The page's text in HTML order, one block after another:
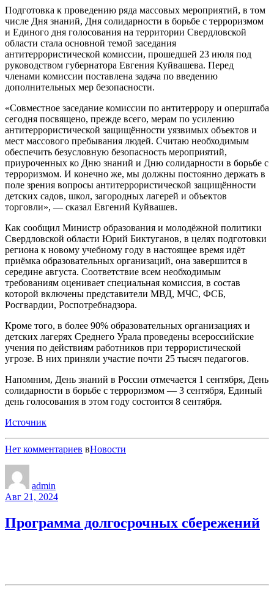
Подготовка к проведению ряда массовых мероприятий, в том
числе Дня знаний, Дня солидарности в борьбе с терроризмом
и Единого дня голосования на территории Свердловской
области стала основной темой заседания
антитеррористической комиссии, прошедшей 23 июля под
руководством губернатора Евгения Куйвашева. Перед
членами комиссии поставлена задача по введению
дополнительных мер безопасности.
«Совместное заседание комиссии по антитеррору и оперштаба
сегодня посвящено, прежде всего, мерам по усилению
антитеррористической защищённости уязвимых объектов и
мест массового пребывания людей. Считаю необходимым
обеспечить безусловную безопасность мероприятий,
приуроченных ко Дню знаний и Дню солидарности в борьбе с
терроризмом. И конечно же, мы должны постоянно держать в
поле зрения вопросы антитеррористической защищённости
детских садов, школ, загородных лагерей и объектов
торговли», — сказал Евгений Куйвашев.
Как сообщил Министр образования и молодёжной политики
Свердловской области Юрий Биктуганов, в целях подготовки
региона к новому учебному году в настоящее время идёт
приёмка образовательных организаций, она завершится в
середине августа. Соответствие всем необходимым
требованиям оценивает специальная комиссия, в состав
которой включены представители МВД, МЧС, ФСБ,
Росгвардии, Роспотребнадзора.
Кроме того, в более 90% образовательных организациях и
детских лагерях Среднего Урала проведены всероссийские
учения по действиям работников при террористической
угрозе. В них приняли участие почти 25 тысяч педагогов.
Напомним, День знаний в России отмечается 1 сентября, День
солидарности в борьбе с терроризмом — 3 сентября, Единый
день голосования в этом году состоится 8 сентября.
Источник
Нет комментариев вНовости
admin
Авг 21, 2024
Программа долгосрочных сбережений